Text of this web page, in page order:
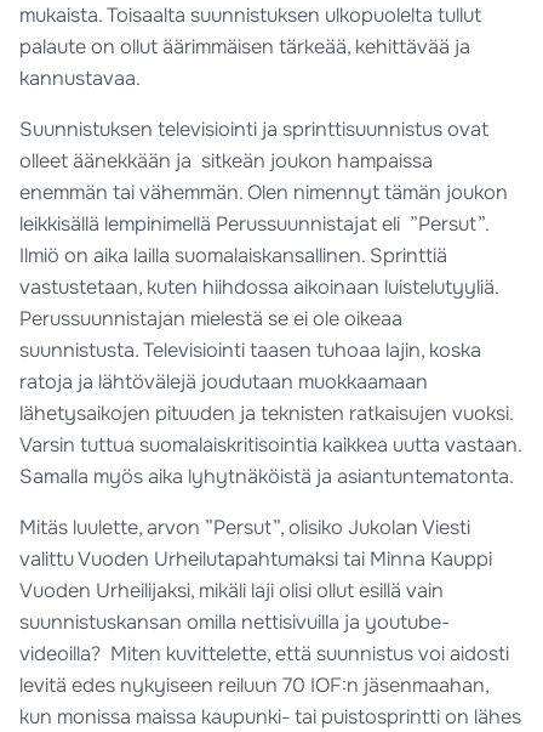
mukaista. Toisaalta suunnistuksen ulkopuolelta tullut
palaute on ollut äärimmäisen tärkeää, kehittävää ja
kannustavaa.
Suunnistuksen televisiointi ja sprinttisuunnistus ovat
olleet äänekkään ja sitkeän joukon hampaissa
enemmän tai vähemmän. Olen nimennyt tämän joukon
leikkisällä lempinimellä Perussuunnistajat eli ”Persut”.
Ilmiö on aika lailla suomalaiskansallinen. Sprinttiä
vastustetaan, kuten hiihdossa aikoinaan luistelutyyliä.
Perussuunnistajan mielestä se ei ole oikeaa
suunnistusta. Televisiointi taasen tuhoaa lajin, koska
ratoja ja lähtövälejä joudutaan muokkaamaan
lähetysaikojen pituuden ja teknisten ratkaisujen vuoksi.
Varsin tuttua suomalaiskritisointia kaikkea uutta vastaan.
Samalla myös aika lyhytnäköistä ja asiantuntematonta.
Mitäs luulette, arvon ”Persut”, olisiko Jukolan Viesti
valittu Vuoden Urheilutapahtumaksi tai Minna Kauppi
Vuoden Urheilijaksi, mikäli laji olisi ollut esillä vain
suunnistuskansan omilla nettisivuilla ja youtube-
videoilla? Miten kuvittelette, että suunnistus voi aidosti
levitä edes nykyiseen reiluun 70 IOF:n jäsenmaahan,
kun monissa maissa kaupunki- tai puistosprintti on lähes